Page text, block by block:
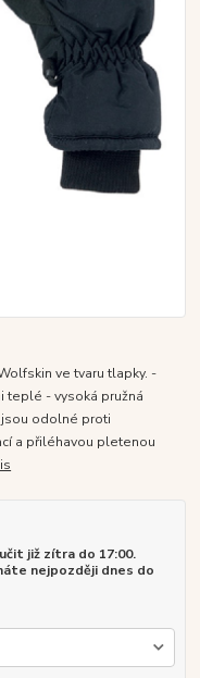
ve tvaru tlapky. -
teplé - vysoká pružná
odolné proti
a přiléhavou pletenou
již zítra do 17:00.
nejpozději dnes do